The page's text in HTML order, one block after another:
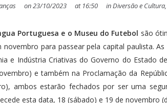
on23/10/2023 at 16:50 inDiversão e Cultura,
Portuguesa e o Museu do Futebol são
para passear pela capital paulista.
e Indústria Criativas do Governo do Estado
e também na Proclamação da
ambos estarão fechados por ser uma
esta data, 18 (sábado) e 19 de novembro